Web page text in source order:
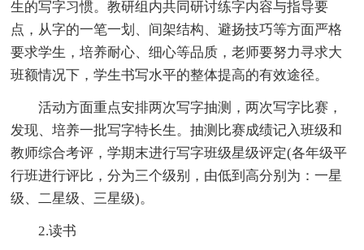
生的写字习惯。教研组内共同研讨练字内容与指导要
点，从字的一笔一划、间架结构、避扬技巧等方面严格
要求学生，培养耐心、细心等品质，老师要努力寻求大
班额情况下，学生书写水平的整体提高的有效途径。
活动方面重点安排两次写字抽测，两次写字比赛，
发现、培养一批写字特长生。抽测比赛成绩记入班级和
教师综合考评，学期末进行写字班级星级评定(各年级平
行班进行评比，分为三个级别，由低到高分别为：一星
级、二星级、三星级)。
2.读书